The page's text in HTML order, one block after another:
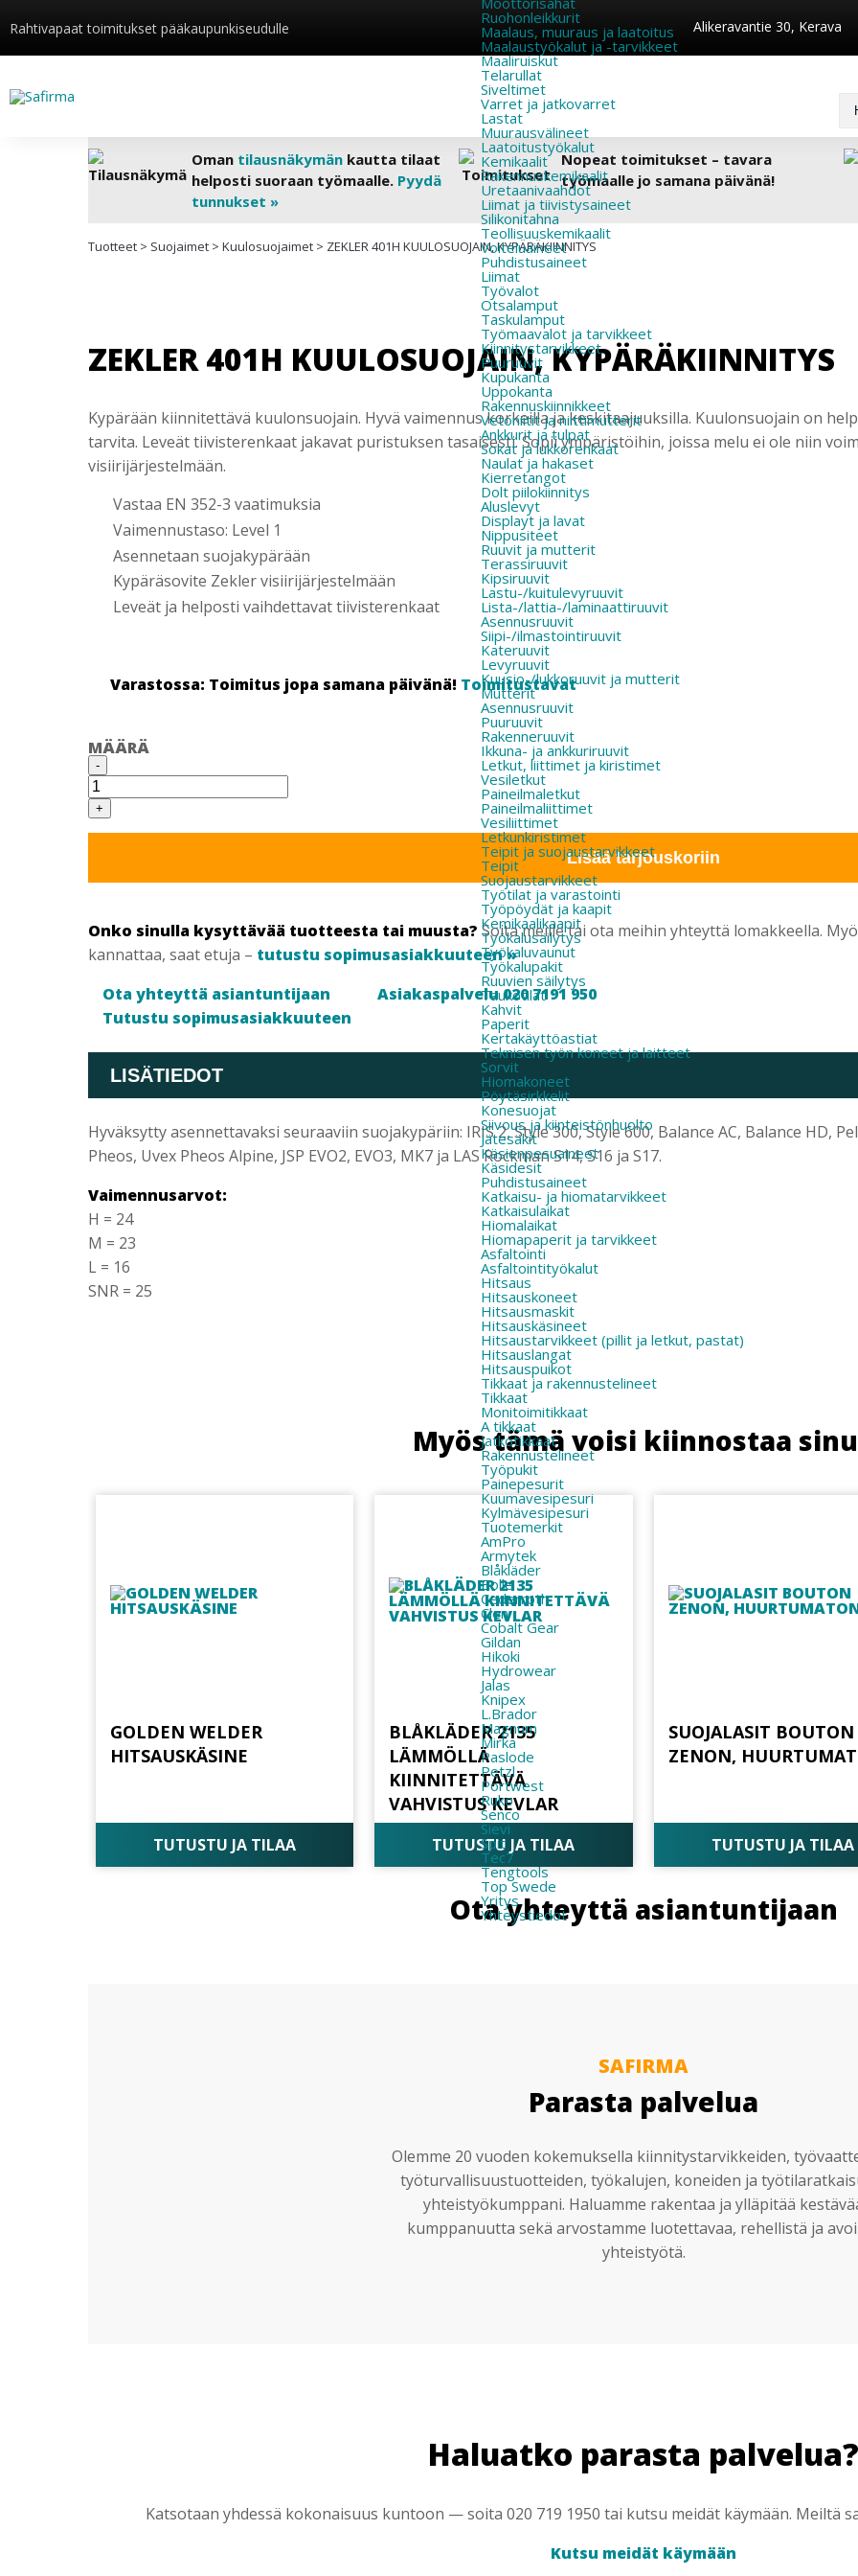
Rahtivapaat toimitukset pääkaupunkiseudulle Alikeravantie 30, Kerava
Ruohonleikkurit
Maalaus, muuraus ja laatoitus
Maalaustyökalut ja -tarvikkeet
Maaliruiskut
Telarullat
Siveltimet
Varret ja jatkovarret
Lastat
Muurausvälineet
Laatoitustyökalut
Kemikaalit
Rakennuskemikaalit
Uretaanivaahdot
Liimat ja tiivistysaineet
Silikonitahna
Teollisuuskemikaalit
Voiteluaineet
Puhdistusaineet
Liimat
Työvalot
Otsalamput
Taskulamput
Työmaavalot ja tarvikkeet
Kiinnitys­tarvikkeet
Puuruuvit
Kupukanta
Uppokanta
Rakennuskiinnikkeet
Vetoniitit ja niittimutterit
Ankkurit ja tulpat
Sokat ja lukkorenkaat
Naulat ja hakaset
Kierretangot
Dolt piilokiinnitys
Aluslevyt
Displayt ja lavat
Nippusiteet
Ruuvit ja mutterit
Terassiruuvit
Kipsiruuvit
Lastu-/kuitulevyruuvit
Lista-/lattia-/laminaattiruuvit
Asennusruuvit
Siipi-/ilmastointiruuvit
Kateruuvit
Levyruuvit
Kuusio-/lukkoruuvit ja mutterit
Mutterit
Asennusruuvit
Puuruuvit
Rakenneruuvit
Ikkuna- ja ankkuriruuvit
Letkut, liittimet ja kiristimet
Vesiletkut
Paineilmaletkut
Paineilmaliittimet
Vesiliittimet
Letkunkiristimet
Teipit ja suojaustarvikkeet
Teipit
Suojaustarvikkeet
Työtilat ja varastointi
Työpöydät ja kaapit
Kemikaalikaapit
Työkalusäilytys
Työkaluvaunut
Työkalupakit
Ruuvien säilytys
Taukotilat
Kahvit
Paperit
Kertakäyttöastiat
Teknisen työn koneet ja laitteet
Sorvit
Hiomakoneet
Pöytäsirkkelit
Konesuojat
Siivous ja kiinteistönhuolto
Jätesäkit
Käsienpesuaineet
Käsidesit
Puhdistusaineet
Katkaisu- ja hiomatarvikkeet
Katkaisulaikat
Hiomalaikat
Hiomapaperit ja tarvikkeet
Asfaltointi
Asfaltointityökalut
Hitsaus
Hitsauskoneet
Hitsausmaskit
Hitsauskäsineet
Hitsaustarvikkeet (pillit ja letkut, pastat)
Hitsauslangat
Hitsauspuikot
Tikkaat ja rakennustelineet
Tikkaat
Monitoimitikkaat
A tikkaat
Jatkotikkaat
Rakennustelineet
Työpukit
Painepesurit
Kuumavesipesuri
Kylmävesipesuri
Tuotemerkit
AmPro
Armytek
Blåkläder
Bolle
Cederroth
Clen
Cobalt Gear
Gildan
Hikoki
Hydrowear
Jalas
Knipex
L.Brador
Magnum
Mirka
Paslode
Petzl
Portwest
Ruko
Senco
Sievi
Spit
Tec7
Tengtools
Top Swede
Yritys
Yhteystiedot
Oman tilausnäkymänkautta tilaat
helposti suoraan työmaalle. Pyydä
tunnukset »
Nopeat toimitukset – tavara
työmaalle jo samana päivänä!
Tuotteet > Suojaimet > Kuulosuojaimet > ZEKLER 401H KUULOSUOJAIN, KYPÄRÄKIINNITYS
ZEKLER 401H KUULOSUOJAIN, KYPÄRÄKIINNITYS
Kypärään kiinnitettävä kuulonsuojain. Hyvä vaimennus korkeilla ja keskitaajuuksilla. Kuulonsuojain on
tarvita. Leveät tiivisterenkaat jakavat puristuksen tasaisesti. Sopii ympäristöihin, joissa melu ei ole niin
visiirijärjestelmään.
Vastaa EN 352-3 vaatimuksia
Vaimennustaso: Level 1
Asennetaan suojakypärään
Kypäräsovite Zekler visiirijärjestelmään
Leveät ja helposti vaihdettavat tiivisterenkaat
Varastossa: Toimitus jopa samana päivänä! Toimitustavat
MÄÄRÄ
ZEKLER
401H
KUULOSUOJAIN,
KYPÄRÄKIINNITYS
määrä
-
+
Lisää tarjouskoriin
Onko sinulla kysyttävää tuotteesta tai muusta? Soita meille tai ota meihin yhteyttä lomakkeella.
kannattaa, saat etuja – tutustu sopimusasiakkuuteen »
Ota yhteyttä asiantuntijaan
Asiakaspalvelu 020 7191 950
Tutustu sopimusasiakkuuteen
LISÄTIEDOT
Hyväksytty asennettavaksi seuraaviin suojakypäriin: IRIS 2, Style 300, Style 600, Balance AC, Balance HD,
Pheos, Uvex Pheos Alpine, JSP EVO2, EVO3, MK7 ja LAS Rockman S14, S16 ja S17.
Vaimennusarvot:
H = 24
M = 23
L = 16
SNR = 25
Myös tämä voisi kiinnostaa
GOLDEN WELDER
HITSAUSKÄSINE
TUTUSTU JA TILAA
BLÅKLÄDER 2135
LÄMMÖLLÄ
KIINNITETTÄVÄ
VAHVISTUS KEVLAR
TUTUSTU JA TILAA
SUOJALASIT BOUTON
ZENON,
TUTUSTU JA TILAA
Ota yhteyttä asiantuntijaan
SAFIRMA
Parasta palvelua
Olemme 20 vuoden kokemuksella kiinnitystarvikkeiden,
työturvallisuustuotteiden, työkalujen, koneiden ja
yhteistyökumppani. Haluamme rakentaa ja ylläpitää
kumppanuutta sekä arvostamme luotettavaa, rehellistä ja
yhteistyötä.
Haluatko parasta palvelua?
Katsotaan yhdessä kokonaisuus kuntoon — soita 020 719 1950 tai kutsu meidät käymään. Meiltä
Kutsu meidät käymään